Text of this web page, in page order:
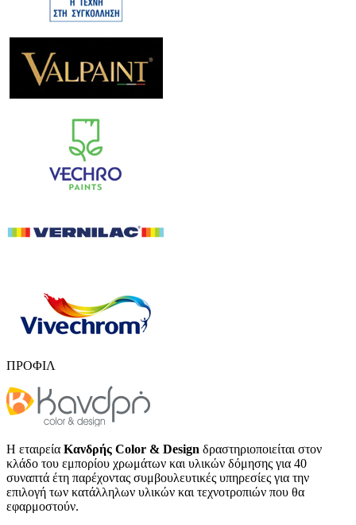
ΠΡΟΦΙΛ
Η εταιρεία Κανδρής Color & Design δραστηριοποιείται στον
κλάδο του εμπορίου χρωμάτων και υλικών δόμησης για 40
συναπτά έτη παρέχοντας συμβουλευτικές υπηρεσίες για την
επιλογή των κατάλληλων υλικών και τεχνοτροπιών που θα
εφαρμοστούν.